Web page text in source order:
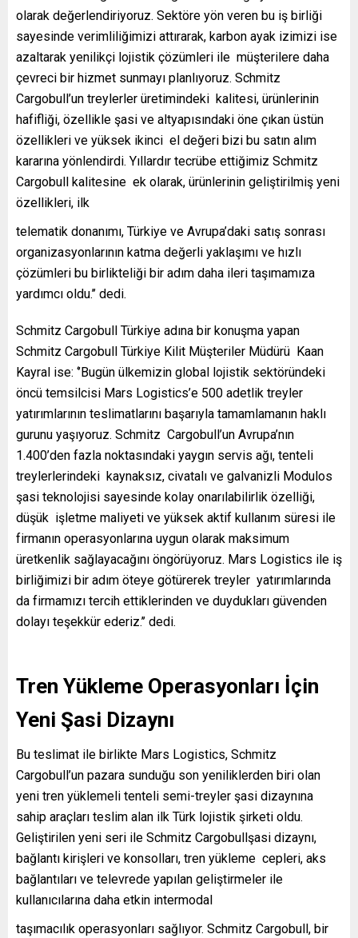
olarak değerlendiriyoruz. Sektöre yön veren bu iş birliği
sayesinde verimliliğimizi attırarak, karbon ayak izimizi ise
azaltarak yenilikçi lojistik çözümleri ile müşterilere daha
çevreci bir hizmet sunmayı planlıyoruz. Schmitz
Cargobull’un treylerler üretimindeki kalitesi, ürünlerinin
hafifliği, özellikle şasi ve altyapısındaki öne çıkan üstün
özellikleri ve yüksek ikinci el değeri bizi bu satın alım
kararına yönlendirdi. Yıllardır tecrübe ettiğimiz Schmitz
Cargobull kalitesine ek olarak, ürünlerinin geliştirilmiş yeni
özellikleri, ilk
telematik donanımı, Türkiye ve Avrupa’daki satış sonrası
organizasyonlarının katma değerli yaklaşımı ve hızlı
çözümleri bu birlikteliği bir adım daha ileri taşımamıza
yardımcı oldu.’’ dedi.
Schmitz Cargobull Türkiye adına bir konuşma yapan
Schmitz Cargobull Türkiye Kilit Müşteriler Müdürü Kaan
Kayral ise: ‘’Bugün ülkemizin global lojistik sektöründeki
öncü temsilcisi Mars Logistics’e 500 adetlik treyler
yatırımlarının teslimatlarını başarıyla tamamlamanın haklı
gurunu yaşıyoruz. Schmitz Cargobull’un Avrupa’nın
1.400’den fazla noktasındaki yaygın servis ağı, tenteli
treylerlerindeki kaynaksız, civatalı ve galvanizli Modulos
şasi teknolojisi sayesinde kolay onarılabilirlik özelliği,
düşük işletme maliyeti ve yüksek aktif kullanım süresi ile
firmanın operasyonlarına uygun olarak maksimum
üretkenlik sağlayacağını öngörüyoruz. Mars Logistics ile iş
birliğimizi bir adım öteye götürerek treyler yatırımlarında
da firmamızı tercih ettiklerinden ve duydukları güvenden
dolayı teşekkür ederiz.’’ dedi.
Tren Yükleme Operasyonları İçin
Yeni Şasi Dizaynı
Bu teslimat ile birlikte Mars Logistics, Schmitz
Cargobull’un pazara sunduğu son yeniliklerden biri olan
yeni tren yüklemeli tenteli semi-treyler şasi dizaynına
sahip araçları teslim alan ilk Türk lojistik şirketi oldu.
Geliştirilen yeni seri ile Schmitz Cargobullşasi dizaynı,
bağlantı kirişleri ve konsolları, tren yükleme cepleri, aks
bağlantıları ve televrede yapılan geliştirmeler ile
kullanıcılarına daha etkin intermodal
taşımacılık operasyonları sağlıyor. Schmitz Cargobull, bir